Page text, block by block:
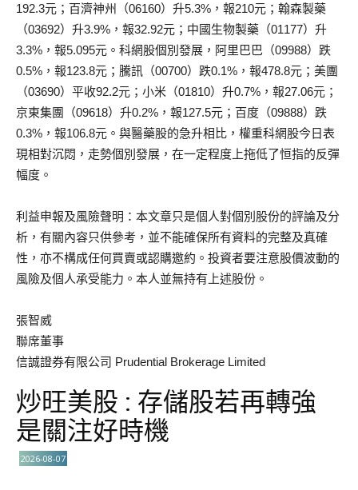
192.3元；百濟神州（06160）升5.3%，報210元；翰森製藥
（03692）升3.9%，報32.92元；中國生物製藥（01177）升
3.3%，報5.095元。科網股個別發展，阿里巴巴（09988）跌
0.5%，報123.8元；騰訊（00700）跌0.1%，報478.8元；美團
（03690）平收92.2元；小米（01810）升0.7%，報27.06元；
京東集團（09618）升0.2%，報127.5元；百度（09888）跌
0.3%，報106.8元。與醫藥股的急升相比，權重科網股今日表
現相對沉悶，走勢個別發展，在一定程度上拖低了恒指的反彈
幅度。
利益申報及風險聲明：本文章只是個人對個別股份的評論及分
析，有關內容只供參考，並不能確保所有資料的完整及真確
性，亦不構成任何買賣或認購邀約。投資者要注意股價波動的
風險及個人承受能力。本人並無持有上述股份。
張智威
聯席董事
信誠證券有限公司 Prudential Brokerage Limited
炒旺美股 : 存儲股若再轉強
是關注好時機
2026-08-07